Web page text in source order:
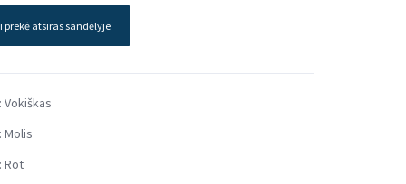
prekė atsiras sandėlyje
Vokiškas
Molis
Rot